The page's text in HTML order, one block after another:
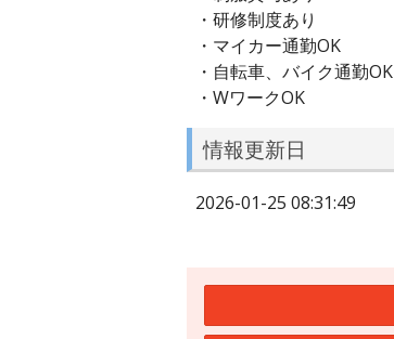
・研修制度あり
・マイカー通勤OK
・自転車、バイク通勤OK
・WワークOK
情報更新日
2026-01-25 08:31:49